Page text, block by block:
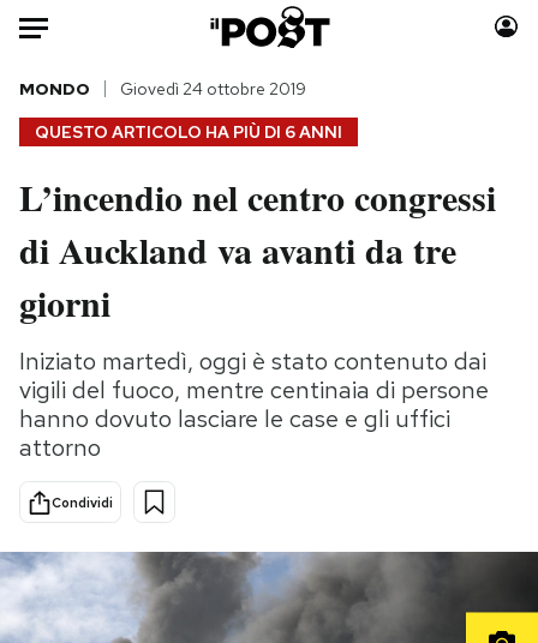
Auto
HOME
Italia
Politica
Tecnologia
Scienza
Cultura
Economia
Sport
Moda
Consumismi
Media
PODCAST
QUESTO ARTICOLO HA PIÙ DI 6 ANNI
MONDO Giovedì 24 ottobre 2019
L’incendio nel centro congressi
di Auckland va avanti da tre
giorni
Iniziato martedì, oggi è stato contenuto dai
vigili del fuoco, mentre centinaia di persone
hanno dovuto lasciare le case e gli uffici
attorno
Condividi